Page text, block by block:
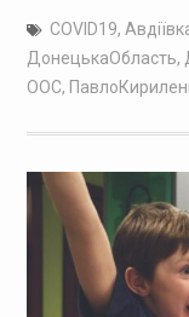
COVID19,
ДонецькаОбласть,
ООС,